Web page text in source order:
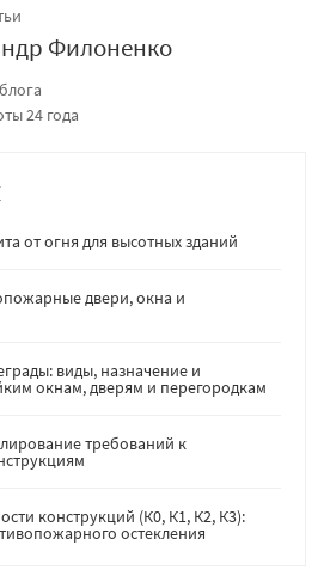
Филоненко
24 года
от огня для высотных зданий
двери, окна и
виды, назначение и
окнам, дверям и перегородкам
требований к
конструкций (К0, К1, К2, К3):
остекления